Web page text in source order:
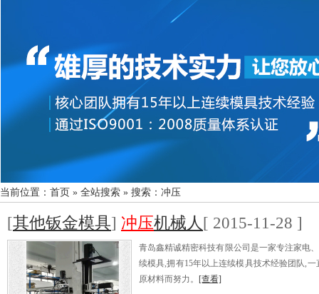
当前位置： 首页 » 全站搜索 » 搜索：冲压
[其他钣金模具] 冲压机械人 [ 2015-11-28 ]
青岛鑫精诚精密科技有限公司是一家专注家电
续模具,拥有15年以上连续模具技术经验团队,
原材料而努力。 [查看]